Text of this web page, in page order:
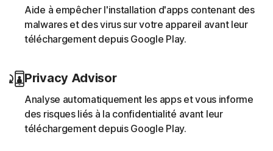
Aide à empêcher l'installation d'apps contenant des
malwares et des virus sur votre appareil avant leur
téléchargement depuis Google Play.
Privacy Advisor
Analyse automatiquement les apps et vous informe
des risques liés à la confidentialité avant leur
téléchargement depuis Google Play.